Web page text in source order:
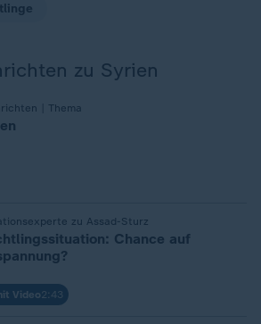
zu Syrien
| Thema
zu Assad-Sturz
Chance auf
Video2:43